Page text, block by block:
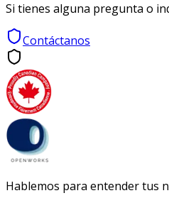
Si tienes alguna pregunta o
Contáctanos
Hablemos para entender tus